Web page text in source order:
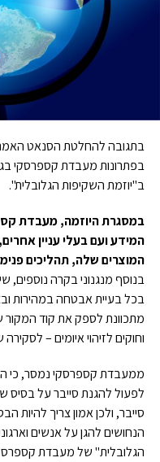
בתגובה להחלטת הסנאט
בפתרונות מעבדת קספרסקי
ב"יוזמת השקיפות הגלובלית".
במסגרת היוזמה, מעבדת
המידע ועם בעלי עניין
המוצרים שלה, תהליכים
בנוסף מנגנוני בקרה
בכל בעיית אבטחה במהירות
מתכוונת לספק את קוד המקור
וחוקים לזיהוי איומים –
ממעבדת קספרסקי נמסר, כי
לפעול להגנת סייבר על בסיס
סייבר, ולכן אמון צריך להיות
הנחושים להגן על אנשים
הגלובלית" של מעבדת